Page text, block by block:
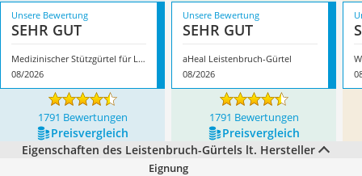
Unsere Bewertung
SEHR GUT
Medizinischer Stützgürtel für Leistenbrüche
08/2026
Unsere Bewertung
SEHR GUT
aHeal Leistenbruch-Gürtel
08/2026
1791 Bewertungen 1791 Bewertungen
Preis­vergleich
Preis­vergleich
Eigenschaften des Leistenbruch-Gürtels lt. Hersteller
Eignung